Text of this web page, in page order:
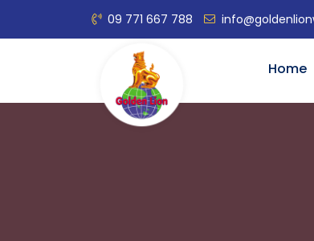
09 771 667 788
Home